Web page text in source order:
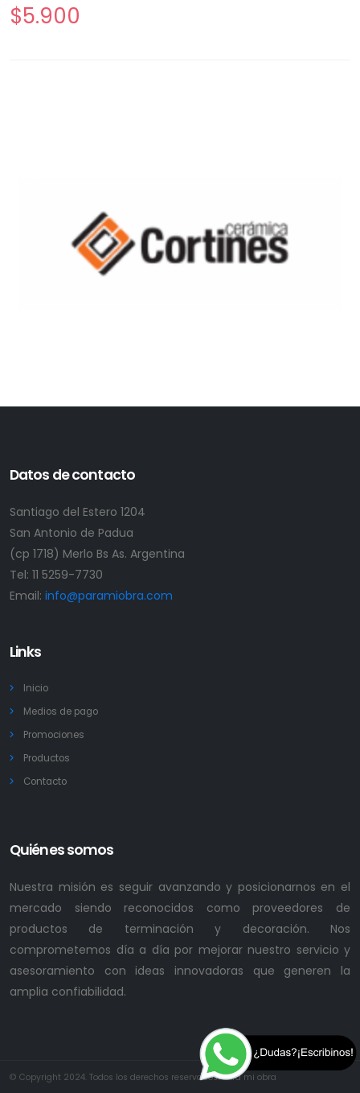
$5.900
Datos de contacto
Santiago del Estero 1204
San Antonio de Padua
(cp 1718) Merlo Bs As. Argentina
Tel: 11 5259-7730
Email: info@paramiobra.com
Links
Inicio
Medios de pago
Promociones
Productos
Contacto
Quiénes somos
Nuestra misión es seguir avanzando y posicionarnos en el
mercado siendo reconocidos como proveedores de
productos de terminación y decoración. Nos
comprometemos día a día por mejorar nuestro servicio y
asesoramiento con ideas innovadoras que generen la
amplia confiabilidad.
© Copyright 2024. Todos los derechos reservados. Para mi obra